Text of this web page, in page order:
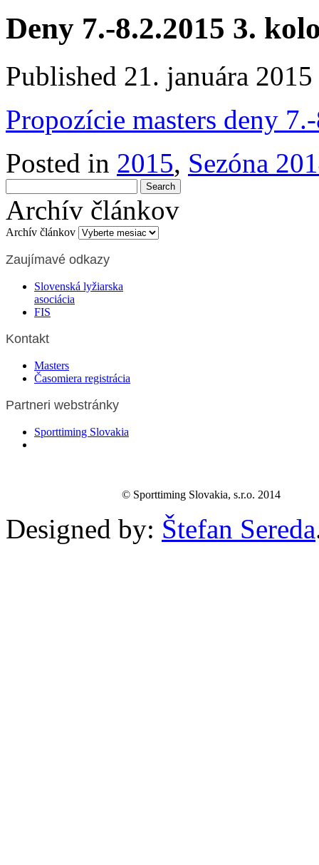
Deny 7.-8.2.2015 3.
Published 21. januára 2015
Propozície masters deny
Posted in 2015, Sezóna
Archív článkov
Archív článkov
Zaujímavé odkazy
Slovenská lyžiarska
asociácia
FIS
Kontakt
Masters
Časomiera registrácia
Partneri webstránky
Sporttiming Slovakia
© Sporttiming Slovakia, s.r.o. 2014
Designed by: Štefan Sereda